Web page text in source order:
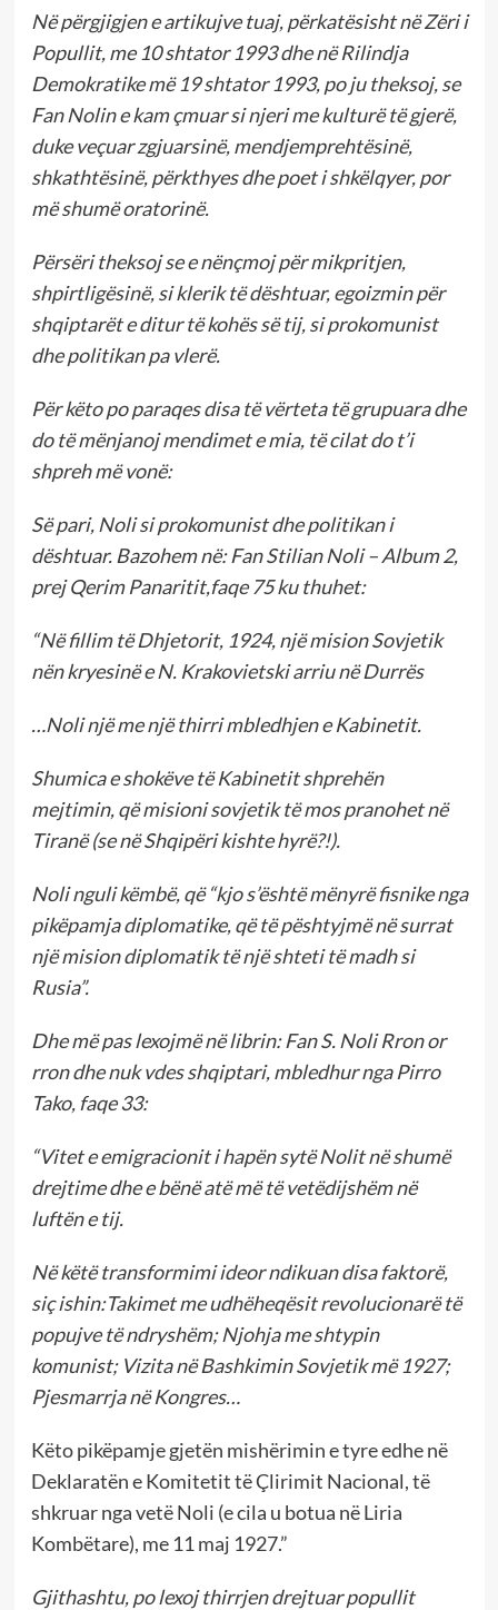
Në përgjigjen e artikujve tuaj, përkatësisht në Zëri i
Popullit, me 10 shtator 1993 dhe në Rilindja
Demokratike më 19 shtator 1993, po ju theksoj, se
Fan Nolin e kam çmuar si njeri me kulturë të gjerë,
duke veçuar zgjuarsinë, mendjemprehtësinë,
shkathtësinë, përkthyes dhe poet i shkëlqyer, por
më shumë oratorinë.
Përsëri theksoj se e nënçmoj për mikpritjen,
shpirtligësinë, si klerik të dështuar, egoizmin për
shqiptarët e ditur të kohës së tij, si prokomunist
dhe politikan pa vlerë.
Për këto po paraqes disa të vërteta të grupuara dhe
do të mënjanoj mendimet e mia, të cilat do t’i
shpreh më vonë:
Së pari, Noli si prokomunist dhe politikan i
dështuar. Bazohem në: Fan Stilian Noli – Album 2,
prej Qerim Panaritit,faqe 75 ku thuhet:
“Në fillim të Dhjetorit, 1924, një mision Sovjetik
nën kryesinë e N. Krakovietski arriu në Durrës
…Noli një me një thirri mbledhjen e Kabinetit.
Shumica e shokëve të Kabinetit shprehën
mejtimin, që misioni sovjetik të mos pranohet në
Tiranë (se në Shqipëri kishte hyrë?!).
Noli nguli këmbë, që “kjo s’është mënyrë fisnike nga
pikëpamja diplomatike, që të pështyjmë në surrat
një mision diplomatik të një shteti të madh si
Rusia”.
Dhe më pas lexojmë në librin: Fan S. Noli Rron or
rron dhe nuk vdes shqiptari, mbledhur nga Pirro
Tako, faqe 33:
“Vitet e emigracionit i hapën sytë Nolit në shumë
drejtime dhe e bënë atë më të vetëdijshëm në
luftën e tij.
Në këtë transformimi ideor ndikuan disa faktorë,
siç ishin:Takimet me udhëheqësit revolucionarë të
popujve të ndryshëm; Njohja me shtypin
komunist; Vizita në Bashkimin Sovjetik më 1927;
Pjesmarrja në Kongres…
Këto pikëpamje gjetën mishërimin e tyre edhe në
Deklaratën e Komitetit të Çlirimit Nacional, të
shkruar nga vetë Noli (e cila u botua në Liria
Kombëtare), me 11 maj 1927.”
Gjithashtu, po lexoj thirrjen drejtuar popullit